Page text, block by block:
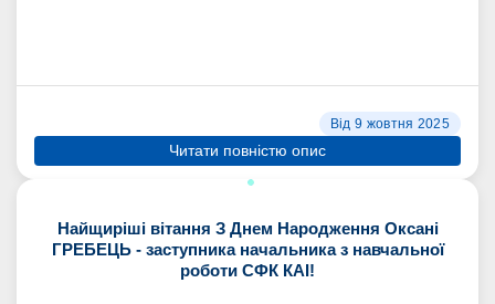
Від 9 жовтня 2025
Читати повністю опис
Найщиріші вітання З Днем Народження Оксані
ГРЕБЕЦЬ - заступника начальника з навчальної
роботи СФК КАІ!